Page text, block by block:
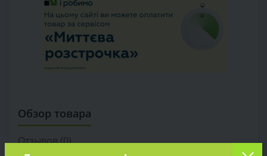
Обзор товара
Отзывов (0)